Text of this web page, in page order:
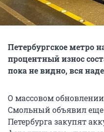
Петербургское метро
процентный износ
пока не видно, вся
О массовом
Смольный объявил еще
Петербурга закупят